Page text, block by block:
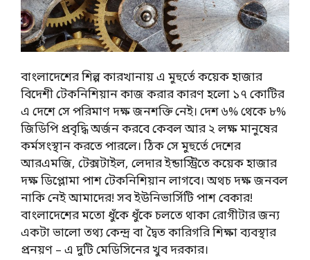
বাংলাদেশের শিল্প কারখানায় এ মুহুর্তে কয়েক হাজার
বিদেশী টেকনিশিয়ান কাজ করার কারণ হলো ১৭ কোটির
এ দেশে সে পরিমাণ দক্ষ জনশক্তি নেই। দেশ ৬% থেকে ৮%
জিডিপি প্রবৃদ্ধি অর্জন করবে কেবল আর ২ লক্ষ মানুষের
কর্মসংস্থান করতে পারলে। ঠিক সে মুহুর্তে দেশের
আরএমজি, টেক্সটাইল, লেদার ইন্ডাস্ট্রিতে কয়েক হাজার
দক্ষ ডিপ্লোমা পাশ টেকনিশিয়ান লাগবে। অথচ দক্ষ জনবল
নাকি নেই আমাদের! সব ইউনিভার্সিটি পাশ বেকার!
বাংলাদেশের মতো ধুঁকে ধুঁকে চলতে থাকা রোগীটার জন্য
একটা ভালো তথ্য কেন্দ্র বা দ্বৈত কারিগরি শিক্ষা ব্যবস্থার
প্রনয়ণ – এ দুটি মেডিসিনের খুব দরকার।